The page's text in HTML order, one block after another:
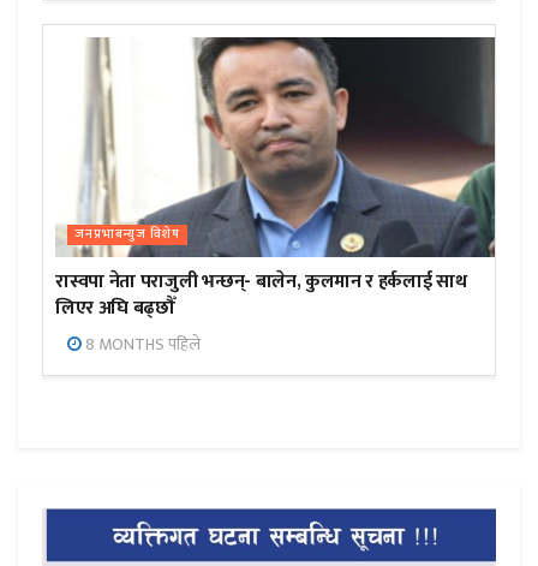
जनप्रभाबन्युज विशेष
रास्वपा नेता पराजुली भन्छन्- बालेन, कुलमान र हर्कलाई साथ
लिएर अघि बढ्छौँ
8 MONTHS पहिले